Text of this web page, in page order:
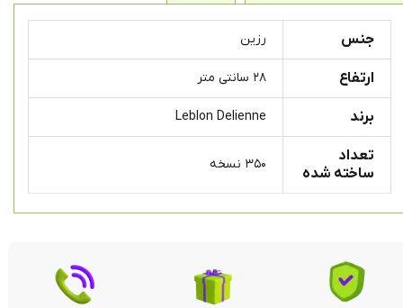
جنس رزین
ارتفاع ۲۸ سانتی متر
برند Leblon Delienne
تعداد
ساخته شده
۳۵۰ نسخه